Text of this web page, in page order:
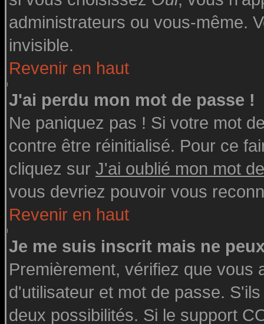
administrateurs ou vous-même.
invisible.
Revenir en haut
J'ai perdu mon mot de passe !
Ne paniquez pas ! Si votre mot
contre être réinitialisé. Pour ce
cliquez sur J'ai oublié mon mot
vous devriez pouvoir vous
Revenir en haut
Je me suis inscrit mais ne
Premièrement, vérifiez que
d'utilisateur et mot de passe.
deux possibilités. Si le support